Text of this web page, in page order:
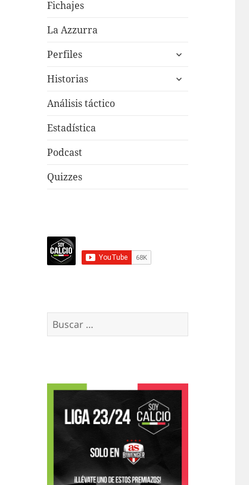
Fichajes
La Azzurra
Perfiles
expande
menú
Historias
expande
Análisis táctico
Estadística
Podcast
Quizzes
Buscar: